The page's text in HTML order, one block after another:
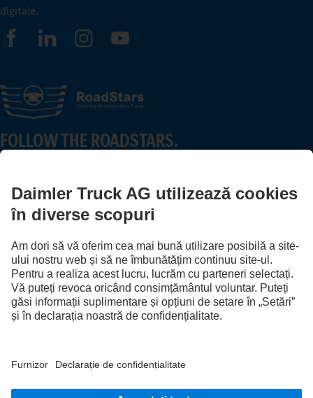
digitale.
FOLLOW THE ROADSTARS.
Intrare în sistem
Furnizor
Protecţia Datelor
EU Data Act
Protecţia Datelor serviciu depanare